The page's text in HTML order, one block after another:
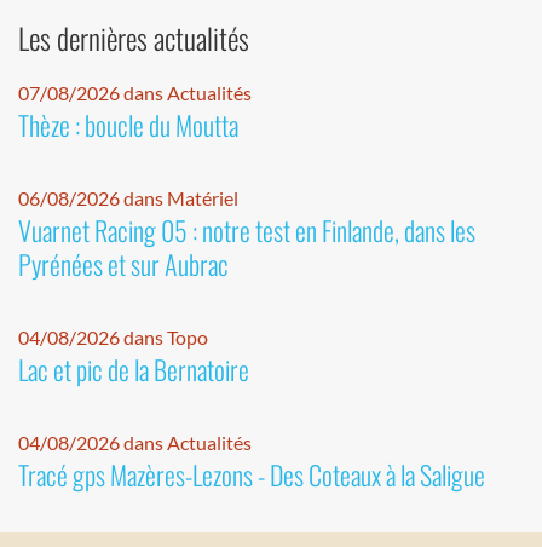
Les dernières actualités
07/08/2026 dans Actualités
Thèze : boucle du Moutta
06/08/2026 dans Matériel
Vuarnet Racing 05 : notre test en Finlande, dans les
Pyrénées et sur Aubrac
04/08/2026 dans Topo
Lac et pic de la Bernatoire
04/08/2026 dans Actualités
Tracé gps Mazères-Lezons - Des Coteaux à la Saligue